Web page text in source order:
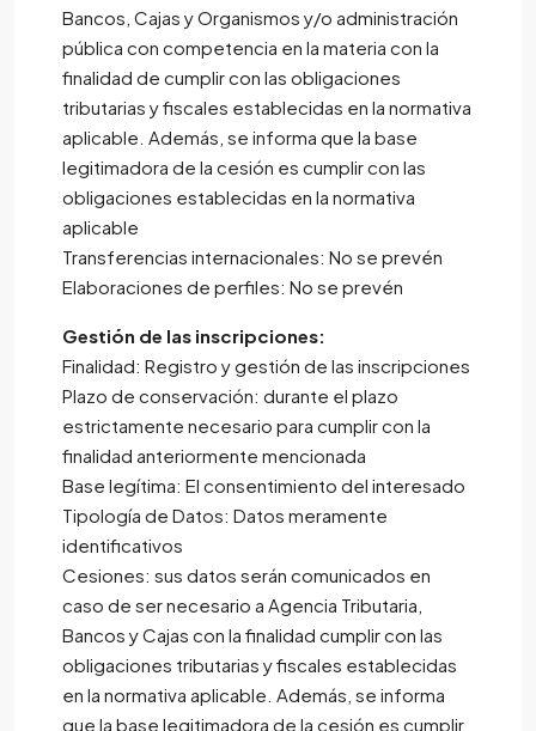
Bancos, Cajas y Organismos y/o administración
pública con competencia en la materia con la
finalidad de cumplir con las obligaciones
tributarias y fiscales establecidas en la normativa
aplicable. Además, se informa que la base
legitimadora de la cesión es cumplir con las
obligaciones establecidas en la normativa
aplicable
Transferencias internacionales: No se prevén
Elaboraciones de perfiles: No se prevén
Gestión de las inscripciones:
Finalidad: Registro y gestión de las inscripciones
Plazo de conservación: durante el plazo
estrictamente necesario para cumplir con la
finalidad anteriormente mencionada
Base legítima: El consentimiento del interesado
Tipología de Datos: Datos meramente
identificativos
Cesiones: sus datos serán comunicados en
caso de ser necesario a Agencia Tributaria,
Bancos y Cajas con la finalidad cumplir con las
obligaciones tributarias y fiscales establecidas
en la normativa aplicable. Además, se informa
que la base legitimadora de la cesión es cumplir